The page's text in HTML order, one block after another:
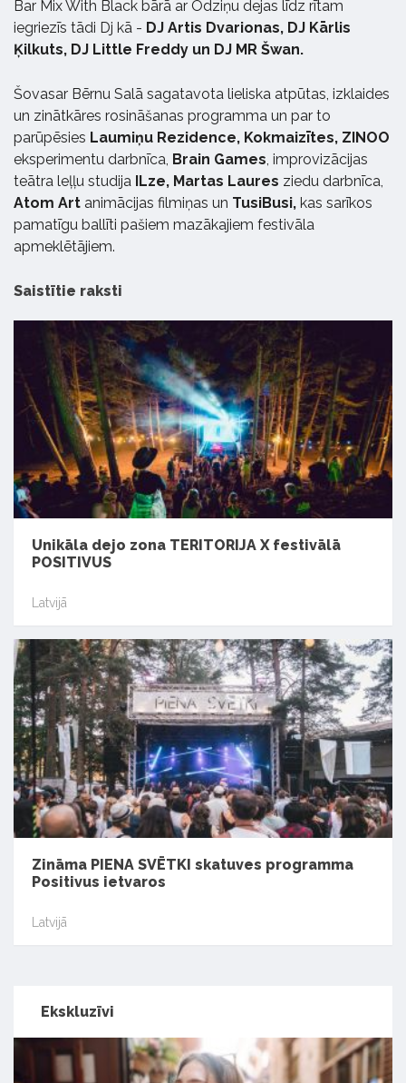
Bar Mix With Black bārā ar Odziņu dejas līdz rītam
iegriezīs tādi Dj kā - DJ Artis Dvarionas, DJ Kārlis
Ķilkuts, DJ Little Freddy un DJ MR Šwan.
Šovasar Bērnu Salā sagatavota lieliska atpūtas, izklaides
un zinātkāres rosināšanas programma un par to
parūpēsies Laumiņu Rezidence, Kokmaizītes, ZINOO
eksperimentu darbnīca, Brain Games , improvizācijas
teātra leļļu studija ILze, Martas Laures ziedu darbnīca,
Atom Art animācijas filmiņas un TusiBusi, kas sarīkos
pamatīgu ballīti pašiem mazākajiem festivāla
apmeklētājiem.
Saistītie raksti
Unikāla dejo zona TERITORIJA X festivālā
POSITIVUS
Latvijā
Zināma PIENA SVĒTKI skatuves programma
Positivus ietvaros
Latvijā
Ekskluzīvi